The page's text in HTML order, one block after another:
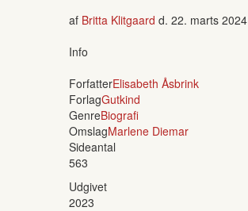
af Britta Klitgaard d. 22. marts 2024
Info
ForfatterElisabeth Åsbrink
ForlagGutkind
GenreBiografi
OmslagMarlene Diemar
Sideantal
563
Udgivet
2023